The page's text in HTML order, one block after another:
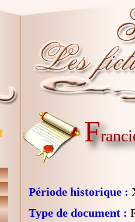
F
Période historique :
Type de document :